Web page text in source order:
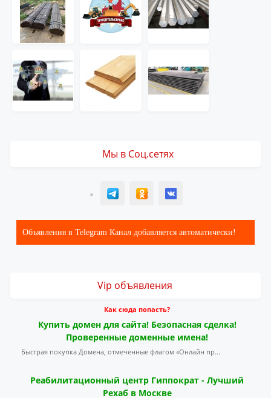
Мы в Соц.сетях
T ОК ВК
Объявления в Telegram Канал добавляется автоматически!
Vip объявления
Как сюда попасть?
Купить домен для сайта! Безопасная сделка!
Проверенные доменные имена!
Быстрая покупка Домена, отмеченные флагом «Онлайн пр...
Реабилитационный центр Гиппократ - Лучший
Рехаб в Москве